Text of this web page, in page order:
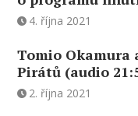
4. října 2021
Tomio Okamura
Pirátů (audio
2. října 2021